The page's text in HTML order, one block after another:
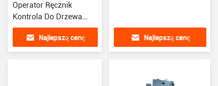
Operator Ręcznik
Kontrola Do Drzewa
Grabber / Narzędzia
Grab Steel Machine
Najlepszą cenę Najlepszą cenę